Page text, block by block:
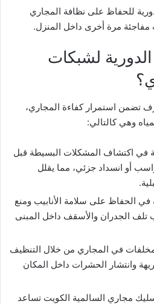
للحفاظ على نظافة المجاري
مرة أخرى داخل المنزل.
الدورية لشبكات
تضمن استمرار كفاءة المجاري،
وهي كالتالي:
في اكتشاف المشكلات البسيطة قبل
أو انسداد جزئي، مما يقلل
الحفاظ على سلامة الأنابيب ومنع
تلف الجدران والأسقف داخل المبنى
في المجاري من خلال التنظيف
وانتشار الحشرات داخل المكان
مجاري السالمية الكويت تساعد